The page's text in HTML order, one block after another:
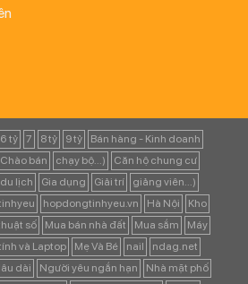
6 tỷ 7 8 tỷ 9 tỷ
Bán hàng - Kinh doanh
Chào bán chạy bộ...)
Căn hộ chung cư
du lịch Gia dụng Giải trí
giảng viên...)
hopdongtinhyeu.vn Hà Nội
Kho
số Mua bán nhà đất Mua sắm
Máy
và Laptop Mẹ Và Bé nail
ndag.net
dài Người yêu ngắn hạn
Nhà mặt phố